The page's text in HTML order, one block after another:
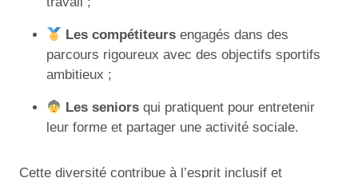
Les compétiteurs engagés dans des
parcours rigoureux avec des objectifs sportifs
ambitieux ;
Les seniors qui pratiquent pour entretenir
leur forme et partager une activité sociale.
Cette diversité contribue à l’esprit inclusif et